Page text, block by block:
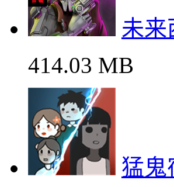
未来
414.03 MB
猛鬼